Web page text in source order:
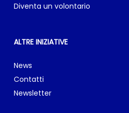
Diventa un volontario
ALTRE INIZIATIVE
News
Contatti
Newsletter